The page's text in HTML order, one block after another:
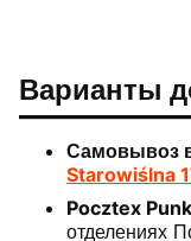
Варианты
Самовывоз в
Starowiślna
Pocztex
отделениях